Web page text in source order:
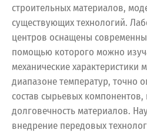
строительных материалов,
существующих технологий.
центров оснащены
помощью которого можно
механические
диапазоне температур, точно
состав сырьевых
долговечность материалов.
внедрение передовых